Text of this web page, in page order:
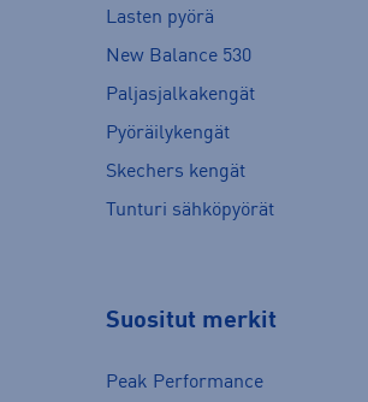
Lasten pyörä
New Balance 530
Paljasjalkakengät
Pyöräilykengät
Skechers kengät
Tunturi sähköpyörät
Suositut merkit
Peak Performance